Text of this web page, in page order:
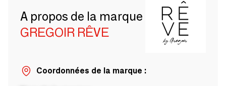
A propos de la marque
GREGOIR RÊVE
Coordonnées de la marque :